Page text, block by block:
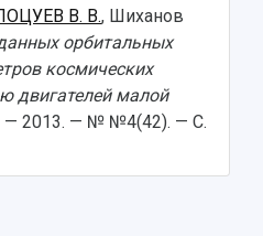
В. В., Шиханов
орбитальных
космических
двигателей малой
— 2013. — № №4(42). — С.